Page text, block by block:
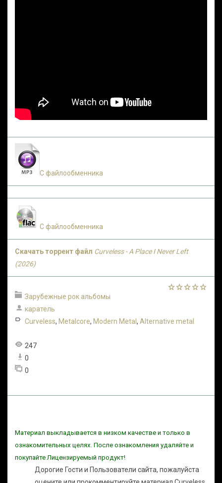
С файлообменника
С файлообменника
Скачать торрент файл Curveless - A Place I Never Left
(2026)
Зарубежные рок альбомы
каратель
Curveless, Metalcore, Modern Metal , Alternative metal
247
0
0
Материал выкладывается в низком качестве и только в
ознакомительных целях. После ознакомления удаляйте и
покупайте Лицензируемый продукт!
Дорогие Гости и Пользователи сайта, пожалуйста